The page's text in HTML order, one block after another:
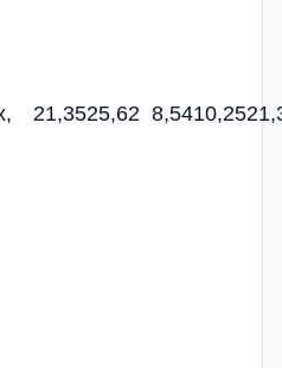
21,3525,62 8,5410,25